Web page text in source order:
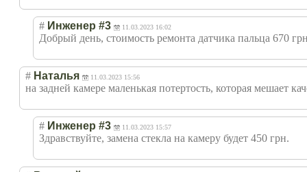
# Инженер #3 11.03.2023 16:02
Добрый день, стоимость ремонта датчика пальца 670
# Наталья 11.03.2023 15:56
на задней камере маленькая потертость, которая мешает
# Инженер #3 11.03.2023 15:57
Здравствуйте, замена стекла на камеру будет 450 грн.